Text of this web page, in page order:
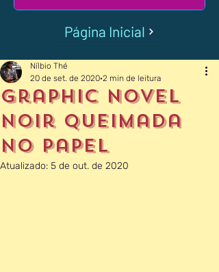
Página Inicial
Graphic Novel
noir queimada
no papel
Nílbio Thé
20 de set. de 2020 2 min de leitura
Atualizado: 5 de out. de 2020